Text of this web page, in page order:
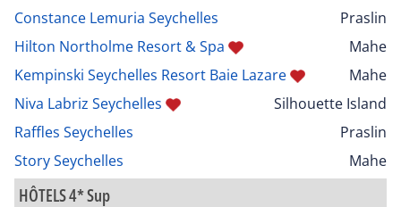
Constance Lemuria Seychelles
Praslin
Hilton Northolme Resort & Spa
Mahe
Kempinski Seychelles Resort Baie Lazare
Mahe
Niva Labriz Seychelles
Silhouette Island
Raffles Seychelles
Praslin
Story Seychelles
Mahe
HÔTELS 4* Sup